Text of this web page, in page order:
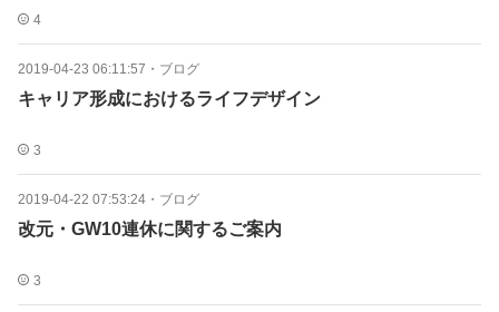
4
2019-04-23 06:11:57 ・ ブログ
キャリア形成におけるライフデザイン
3
2019-04-22 07:53:24 ・ ブログ
改元・GW10連休に関するご案内
3